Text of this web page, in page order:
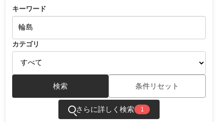
キーワード
カテゴリ
検索 条件リセット
さらに詳しく検索 1